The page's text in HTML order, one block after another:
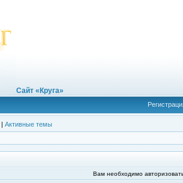
Сайт «Круга»
| Активные темы
Вам необходимо